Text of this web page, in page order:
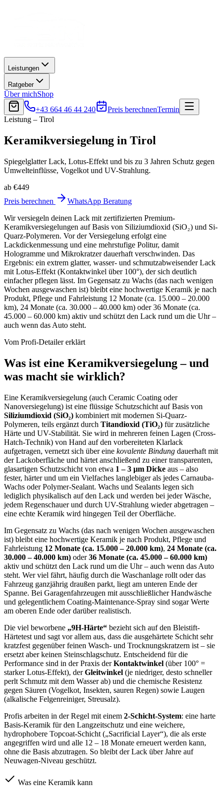
Leistungen
Ratgeber
Über michShop
+43 664 46 44 240
Preis berechnenTermin
Leistung – Tirol
Keramikversiegelung in Tirol
Spiegelglatter Lack, Lotus-Effekt und bis zu 3 Jahren Schutz gegen
Umwelteinflüsse, Vogelkot und UV-Strahlung.
ab €449
Preis berechnen
WhatsApp Beratung
Wir versiegeln deinen Lack mit zertifizierten Premium-
Keramikversiegelungen auf Basis von Siliziumdioxid (SiO₂) und Si-
Quarz-Polymeren. Vor der Versiegelung erfolgt eine
Lackdickenmessung und eine mehrstufige Politur, damit
Hologramme und Mikrokratzer dauerhaft verschwinden. Das
Ergebnis: ein extrem glatter, wasser- und schmutzabweisender Lack
mit Lotus-Effekt (Kontaktwinkel über 100°), der sich deutlich
einfacher pflegen lässt. Im Gegensatz zu Wachs (das nach wenigen
Wochen ausgewaschen ist) bleibt eine hochwertige Keramik je nach
Produkt, Pflege und Fahrleistung 12 Monate (ca. 15.000 – 20.000
km), 24 Monate (ca. 30.000 – 40.000 km) oder 36 Monate (ca.
45.000 – 60.000 km) aktiv und schützt den Lack rund um die Uhr –
auch wenn das Auto steht.
Vom Profi-Detailer erklärt
Was ist eine Keramikversiegelung – und
was macht sie wirklich?
Eine Keramikversiegelung (auch Ceramic Coating oder
Nanoversiegelung) ist eine flüssige Schutzschicht auf Basis von
Siliziumdioxid (SiO₂) kombiniert mit modernen Si-Quarz-
Polymeren, teils ergänzt durch Titandioxid (TiO₂) für zusätzliche
Härte und UV-Stabilität. Sie wird in mehreren feinen Lagen (Cross-
Hatch-Technik) von Hand auf den vorbereiteten Klarlack
aufgetragen, vernetzt sich über eine kovalente Bindung dauerhaft mit
der Lackoberfläche und härtet anschließend zu einer transparenten,
glasartigen Schutzschicht von etwa 1 – 3 µm Dicke aus – also
fester, härter und um ein Vielfaches langlebiger als jedes Carnauba-
Wachs oder Polymer-Sealant. Wachs und Sealants legen sich
lediglich physikalisch auf den Lack und werden bei jeder Wäsche,
jedem Regenschauer und durch UV-Strahlung wieder abgetragen –
eine echte Keramik wird hingegen Teil der Oberfläche.
Im Gegensatz zu Wachs (das nach wenigen Wochen ausgewaschen
ist) bleibt eine hochwertige Keramik je nach Produkt, Pflege und
Fahrleistung 12 Monate (ca. 15.000 – 20.000 km), 24 Monate (ca.
30.000 – 40.000 km) oder36 Monate (ca. 45.000 – 60.000 km)
aktiv und schützt den Lack rund um die Uhr – auch wenn das Auto
steht. Wer viel fährt, häufig durch die Waschanlage rollt oder das
Fahrzeug ganzjährig draußen parkt, liegt am unteren Ende der
Spanne. Bei Garagenfahrzeugen mit ausschließlicher Handwäsche
und gelegentlichem Coating-Maintenance-Spray sind sogar Werte
am oberen Ende oder darüber realistisch.
Die viel beworbene „9H-Härte“ bezieht sich auf den Bleistift-
Härtetest und sagt vor allem aus, dass die ausgehärtete Schicht sehr
kratzfest gegenüber feinen Wasch- und Trocknungskratzern ist – sie
ersetzt aber keinen Steinschlagschutz. Entscheidend für die
Performance sind in der Praxis derKontaktwinkel (über 100° =
starker Lotus-Effekt), derGleitwinkel (je niedriger, desto schneller
perlt Schmutz mit dem Wasser ab) und die chemische Resistenz
gegen Säuren (Vogelkot, Insekten, sauren Regen) sowie Laugen
(alkalische Felgenreiniger, Streusalz).
Profis arbeiten in der Regel mit einem 2-Schicht-System: eine harte
Basis-Keramik für den Langzeitschutz und eine weichere,
hydrophobere Topcoat-Schicht („Sacrificial Layer“), die als erste
angegriffen wird und alle 12 – 18 Monate erneuert werden kann,
ohne die Basis abzutragen. So bleibt der Lack über Jahre auf
Neuwagen-Niveau geschützt.
Was eine Keramik kann